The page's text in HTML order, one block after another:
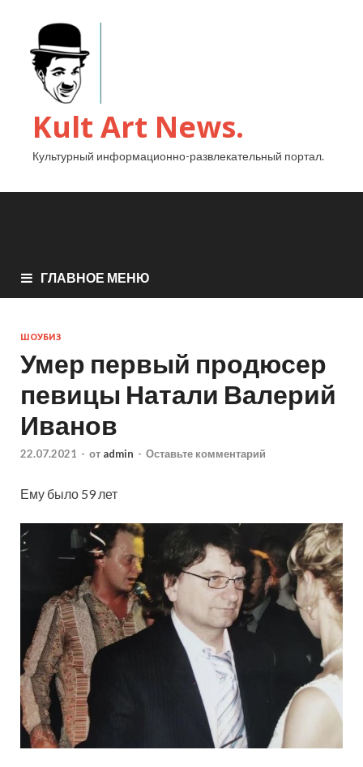
Kult Art News.
Культурный информационно-развлекательный портал.
ГЛАВНОЕ МЕНЮ
ШОУБИЗ
Умер первый продюсер
певицы Натали Валерий
Иванов
22.07.2021 - от admin - Оставьте комментарий
Ему было 59 лет